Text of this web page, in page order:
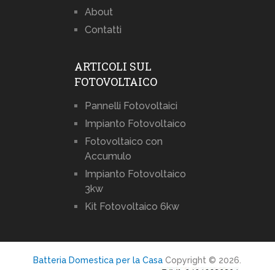
About
Contatti
ARTICOLI SUL
FOTOVOLTAICO
Pannelli Fotovoltaici
Impianto Fotovoltaico
Fotovoltaico con
Accumulo
Impianto Fotovoltaico
3kw
Kit Fotovoltaico 6kw
Batteria Domestica per la Casa Copyright © 2026.